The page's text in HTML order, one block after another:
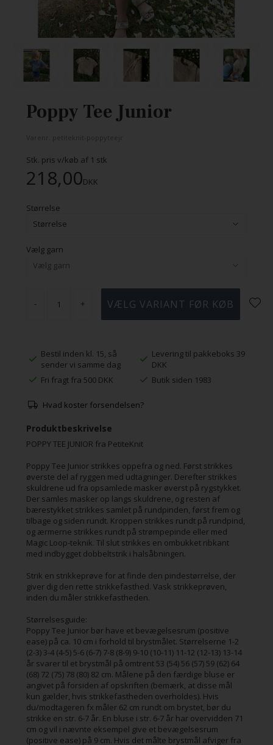
Poppy Tee Junior
Stk. pris v/køb af 1 stk
218,00DKK
Størrelse
Vælg garn
- +
Bestil inden kl. 15, så
sender vi samme dag
Levering til pakkeboks 39
DKK
Fri fragt fra 500 DKK
Butik siden 1983
Hvad koster forsendelsen?
Produktbeskrivelse
POPPY TEE JUNIOR fra PetiteKnit
Poppy Tee Junior strikkes oppefra og ned. Først strikkes
øverste del af ryggen med udtagninger. Derefter strikkes
skuldrene ud fra opsamlede masker øverst på rygstykket.
Der samles masker op langs skuldrene, og resten af
bærestykket strikkes samlet på rundpinden, først frem og
tilbage og siden rundt. Kroppen strikkes rundt på rundpind,
og ærmerne strikkes rundt på strømpepinde eller med
Magic Loop-teknik. Til slut strikkes en ombukket ribkant
med indbygget dobbeltstrik i halsåbningen.
Strik en strikkeprøve for at finde den pindestørrelse, der
giver dig den rette strikkefasthed. Vask strikkeprøven,
inden du måler strikkefastheden.
Størrelsesguide:
Poppy Tee Junior bør have et bevægelsesrum (positive
ease) på ca. 10 cm i forhold til brystmålet. Størrelserne 1-2
(2-3) 3-4 (4-5) 5-6 (6-7) 7-8 (8-9) 9-10 (10-11) 11-12 (12-13) 13-14
år svarer til et brystmål på omtrent 53 (54) 56 (57) 59 (62) 64
(68) 72 (75) 78 (80) 82 cm. Målene på den færdige bluse er
angivet på forsiden af opskriften (bemærk, at disse mål
kun gælder, hvis strikkefastheden overholdes). Hvis
du/modtageren fx måler 62 cm rundt om brystet, bør du
strikke en str. 6-7 år. En bluse i str. 6-7 år har overvidden 71
cm og vil i nævnte eksempel give et bevægelsesrum
(positive ease) på 9 cm. Hvis det målte brystmål afviger fra